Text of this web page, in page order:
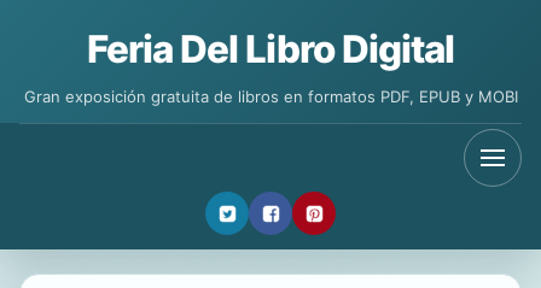
Feria Del Libro Digital
Gran exposición gratuita de libros en formatos PDF, EPUB y MOBI